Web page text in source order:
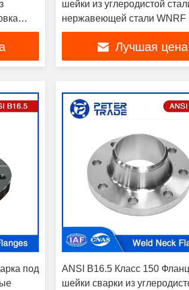
шейки из углеродистой
нержавеющей стали WNRF
для промышленных целей
Лучшая цена
под
ANSI B16.5 Класс 150
шейки сварки из